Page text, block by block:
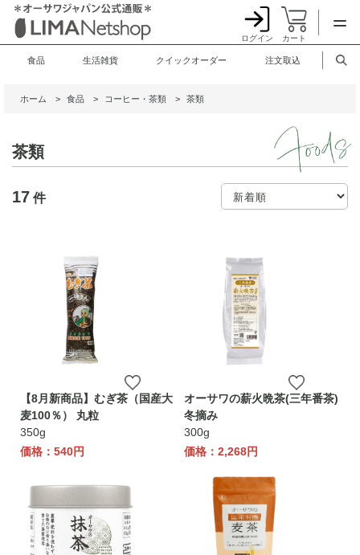
ログイン カート
食品 生活雑貨 クイックオーダー 注文取込
ホーム > 食品 > コーヒー・茶類 > 茶類
茶類
17 件
【8月新商品】むぎ茶（国産大
麦100％） 丸粒
350g
価格：540円
オーサワの薪火晩茶(三年番茶)
冬摘み
300g
価格：2,268円